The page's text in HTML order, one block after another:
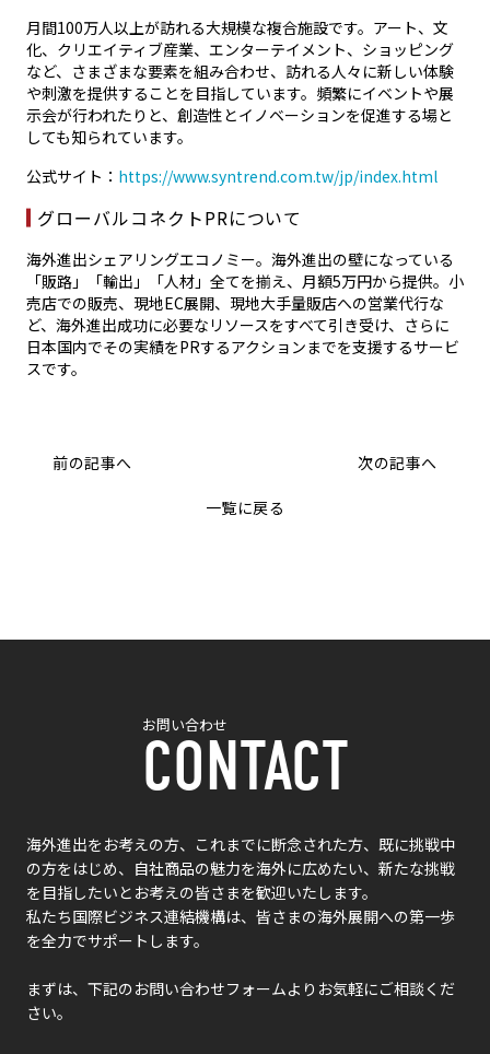
月間100万人以上が訪れる大規模な複合施設です。アート、文
化、クリエイティブ産業、エンターテイメント、ショッピング
など、さまざまな要素を組み合わせ、訪れる人々に新しい体験
や刺激を提供することを目指しています。頻繁にイベントや展
示会が行われたりと、創造性とイノベーションを促進する場と
しても知られています。
公式サイト： https://www.syntrend.com.tw/jp/index.html
グローバルコネクトPRについて
海外進出シェアリングエコノミー。海外進出の壁になっている
「販路」「輸出」「人材」全てを揃え、月額5万円から提供。小
売店での販売、現地EC展開、現地大手量販店への営業代行な
ど、海外進出成功に必要なリソースをすべて引き受け、さらに
日本国内でその実績をPRするアクションまでを支援するサービ
スです。
前の記事へ
一覧に戻る
次の記事へ
お問い合わせ
CONTACT
海外進出をお考えの方、これまでに断念された方、既に挑戦中
の方をはじめ、自社商品の魅力を海外に広めたい、新たな挑戦
を目指したいとお考えの皆さまを歓迎いたします。
私たち国際ビジネス連結機構は、皆さまの海外展開への第一歩
を全力でサポートします。
まずは、下記のお問い合わせフォームよりお気軽にご相談くだ
さい。